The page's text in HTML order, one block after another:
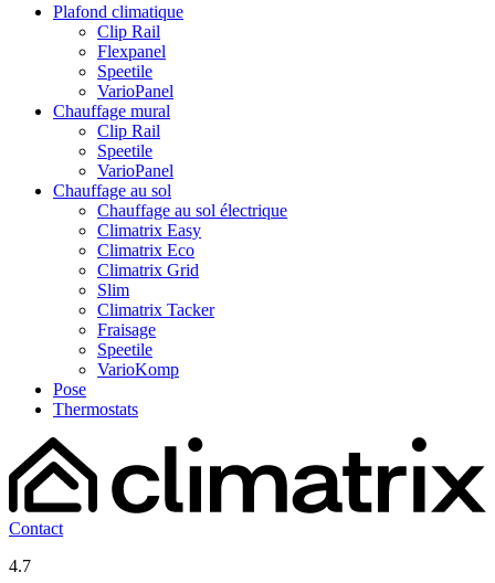
Plafond climatique
Clip Rail
Flexpanel
Speetile
VarioPanel
Chauffage mural
Clip Rail
Speetile
VarioPanel
Chauffage au sol
Chauffage au sol électrique
Climatrix Easy
Climatrix Eco
Climatrix Grid
Slim
Climatrix Tacker
Fraisage
Speetile
VarioKomp
Pose
Thermostats
Contact
4.7